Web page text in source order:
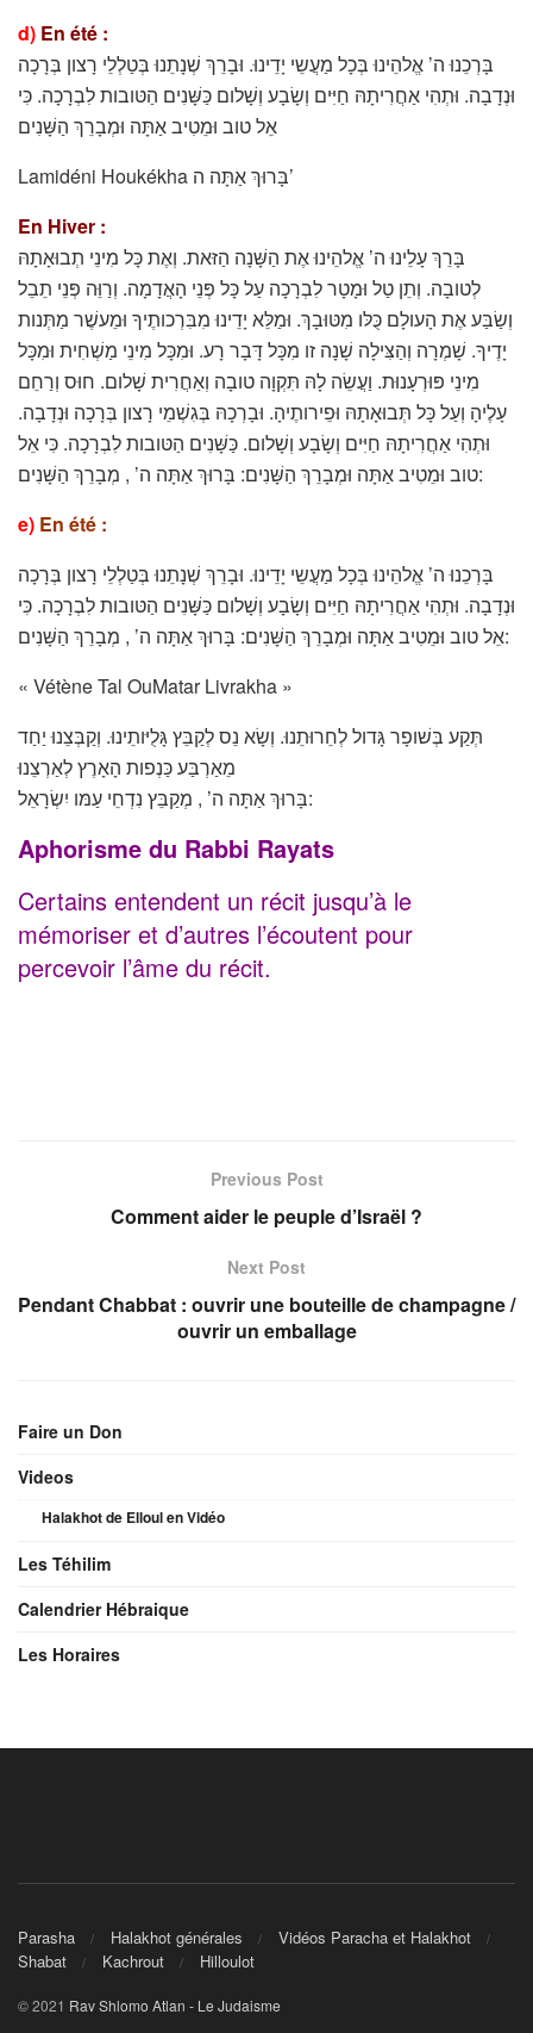
d) En été :
בָּרְכֵנוּ ה’ אֱלהֵינוּ בְּכָל מַעֲשֵי יָדֵינוּ. וּבָרֵךְ שְׁנָתֵנוּ בְּטַלְלֵי רָצון בְּרָכָה
וּנְדָבָה. וּתְהִי אַחֲרִיתָהּ חַיִּים וְשָׂבָע וְשָׁלום כַּשָּׁנִים הַטּובות לִבְרָכָה. כִּי
אֵל טוב וּמֵטִיב אַתָּה וּמְבָרֵךְ הַשָּׁנִים
Lamidéni Houkékha בָּרוּךְ אַתָּה ה’
En Hiver :
בָּרֵךְ עָלֵינוּ ה’ אֱלהֵינוּ אֶת הַשָּׁנָה הַזּאת. וְאֶת כָּל מִינֵי תְבוּאָתָהּ
לְטובָה. וְתֵן טַל וּמָטָר לִבְרָכָה עַל כָּל פְּנֵי הָאֲדָמָה. וְרַוֵּה פְּנֵי תֵבֵל
וְשַׂבַּע אֶת הָעולָם כֻּלּו מִטּוּבָךְ. וּמַלֵּא יָדֵינוּ מִבִּרְכותֶיךָ וּמֵעשֶׁר מַתְּנות
יָדֶיךָ. שָׁמְרָה וְהַצִּילָה שָׁנָה זו מִכָּל דָּבָר רָע. וּמִכָּל מִינֵי מַשְׁחִית וּמִכָּל
מִינֵי פּוּרְעָנוּת. וַעֲשֵׂה לָהּ תִּקְוָה טובָה וְאַחֲרִית שָׁלום. חוּס וְרַחֵם
עָלֶיהָ וְעַל כָּל תְּבוּאָתָהּ וּפֵירותֶיהָ. וּבָרְכָהּ בְּגִשְׁמֵי רָצון בְּרָכָה וּנְדָבָה.
וּתְהִי אַחֲרִיתָהּ חַיִּים וְשָׂבָע וְשָׁלום. כַּשָּׁנִים הַטּובות לִבְרָכָה. כִּי אֵל
טוב וּמֵטִיב אַתָּה וּמְבָרֵךְ הַשָּׁנִים: בָּרוּךְ אַתָּה ה’ , מְבָרֵךְ הַשָּׁנִים:
e) En été :
בָּרְכֵנוּ ה’ אֱלהֵינוּ בְּכָל מַעֲשֵי יָדֵינוּ. וּבָרֵךְ שְׁנָתֵנוּ בְּטַלְלֵי רָצון בְּרָכָה
וּנְדָבָה. וּתְהִי אַחֲרִיתָהּ חַיִּים וְשָׂבָע וְשָׁלום כַּשָּׁנִים הַטּובות לִבְרָכָה. כִּי
אֵל טוב וּמֵטִיב אַתָּה וּמְבָרֵךְ הַשָּׁנִים: בָּרוּךְ אַתָּה ה’ , מְבָרֵךְ הַשָּׁנִים:
« Vétène Tal OuMatar Livrakha »
תְּקַע בְּשׁופָר גָּדול לְחֵרוּתֵנוּ. וְשָׂא נֵס לְקַבֵּץ גָּלֻיּותֵינוּ. וְקַבְּצֵנוּ יַחַד
מֵאַרְבַּע כַּנְפות הָאָרֶץ לְאַרְצֵנוּ
בָּרוּךְ אַתָּה ה’ , מְקַבֵּץ נִדְחֵי עַמּו יִשְׂרָאֵל:
Aphorisme du Rabbi Rayats
Certains entendent un récit jusqu’à le
mémoriser et d’autres l’écoutent pour
percevoir l’âme du récit.
Previous Post
Comment aider le peuple d’Israël ?
Next Post
Pendant Chabbat : ouvrir une bouteille de champagne /
ouvrir un emballage
Faire un Don
Videos
Halakhot de Elloul en Vidéo
Les Téhilim
Calendrier Hébraique
Les Horaires
Parasha Halakhot générales
Vidéos Paracha et Halakhot
Shabat
Kachrout Hilloulot
© 2021 Rav Shlomo Atlan - Le Judaisme